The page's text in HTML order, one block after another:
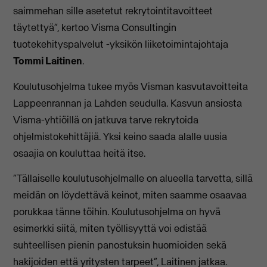
saimmehan sille asetetut rekrytointitavoitteet
täytettyä”, kertoo Visma Consultingin
tuotekehityspalvelut -yksikön liiketoimintajohtaja
Tommi Laitinen.
Koulutusohjelma tukee myös Visman kasvutavoitteita
Lappeenrannan ja Lahden seudulla. Kasvun ansiosta
Visma-yhtiöillä on jatkuva tarve rekrytoida
ohjelmistokehittäjiä. Yksi keino saada alalle uusia
osaajia on kouluttaa heitä itse.
“Tällaiselle koulutusohjelmalle on alueella tarvetta, sillä
meidän on löydettävä keinot, miten saamme osaavaa
porukkaa tänne töihin. Koulutusohjelma on hyvä
esimerkki siitä, miten työllisyyttä voi edistää
suhteellisen pienin panostuksin huomioiden sekä
hakijoiden että yritysten tarpeet”, Laitinen jatkaa.